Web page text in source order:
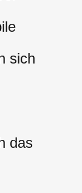
sich
das